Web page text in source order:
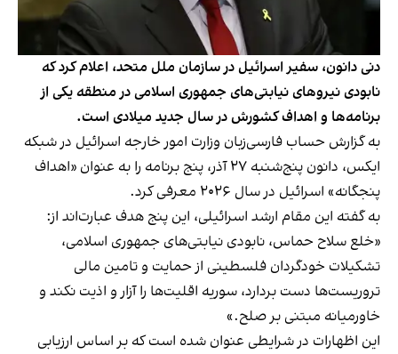
دنی دانون، سفیر اسرائیل در سازمان ملل متحد، اعلام کرد که
نابودی نیروهای نیابتی‌های جمهوری اسلامی در منطقه یکی از
برنامه‌ها و اهداف کشورش در سال جدید میلادی است.
به گزارش حساب فارسی‌زبان وزارت امور خارجه اسرائیل در شبکه
ایکس، دانون پنج‌شنبه ۲۷ آذر، پنج برنامه را به عنوان «اهداف
پنجگانه» اسرائیل در سال ۲۰۲۶ معرفی کرد.
به گفته این مقام ارشد اسرائیلی، این پنج هدف عبارت‌اند از:
«خلع سلاح حماس، نابودی نیابتی‌های جمهوری اسلامی،
تشکیلات خودگردان فلسطینی از حمایت و ​​تامین مالی
تروریست‌ها دست بردارد، سوریه‌ اقلیت‌ها را آزار و اذیت نکند و
خاورمیانه مبتنی بر صلح.»
این اظهارات در شرایطی عنوان شده است که بر اساس ارزیابی